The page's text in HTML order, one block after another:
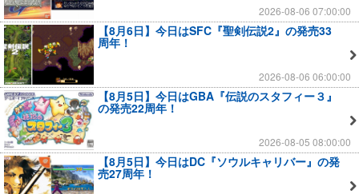
2026-08-06 07:00:00
【8月6日】今日はSFC『聖剣伝説2』の発売33
周年！
2026-08-06 06:00:00
【8月5日】今日はGBA『伝説のスタフィー３』
の発売22周年！
2026-08-05 08:00:00
【8月5日】今日はDC『ソウルキャリバー』の発
売27周年！